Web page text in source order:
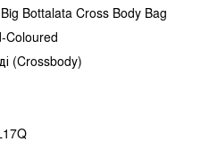
Bottalata Cross Body Bag
Coloured
(Crossbody)